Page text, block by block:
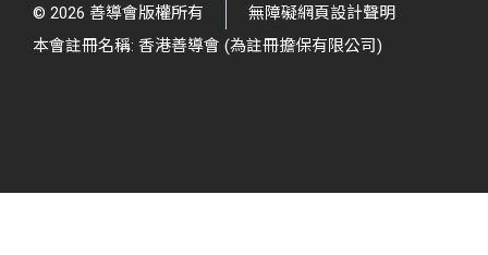
© 2026 善導會版權所有
無障礙網頁設計聲明
本會註冊名稱: 香港善導會 (為註冊擔保有限公司)